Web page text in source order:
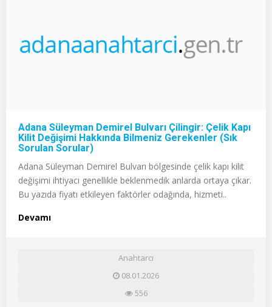
Adana Süleyman Demirel Bulvarı Çilingir: Çelik Kapı
Kilit Değişimi Hakkında Bilmeniz Gerekenler (Sık
Sorulan Sorular)
Adana Süleyman Demirel Bulvarı bölgesinde çelik kapı kilit
değişimi ihtiyacı genellikle beklenmedik anlarda ortaya çıkar.
Bu yazıda fiyatı etkileyen faktörler odağında, hizmeti..
Devamı
Anahtarcı
08.01.2026
556